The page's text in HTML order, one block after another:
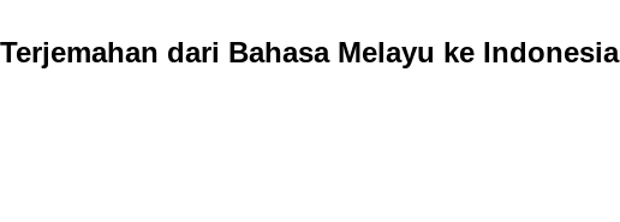
Terjemahan dari Bahasa Melayu ke Indonesia